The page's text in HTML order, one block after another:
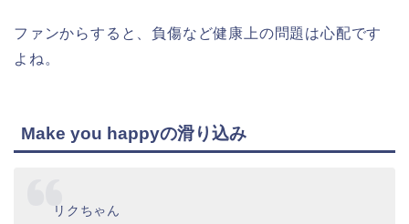
ファンからすると、負傷など健康上の問題は心配です
よね。
Make you happyの滑り込み
リクちゃん